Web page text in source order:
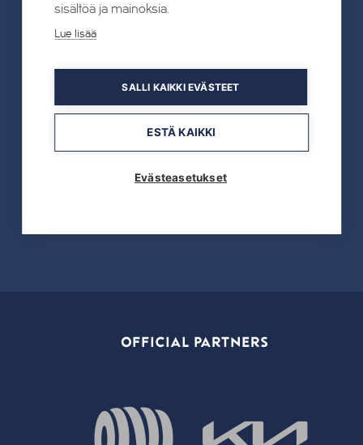
Lue lisää
19.05.2026
OFFICIAL PARTNERS
sisältöä ja mainoksia.
Lue lisää
SALLI KAIKKI EVÄSTEET
ESTÄ KAIKKI
Evästeasetukset